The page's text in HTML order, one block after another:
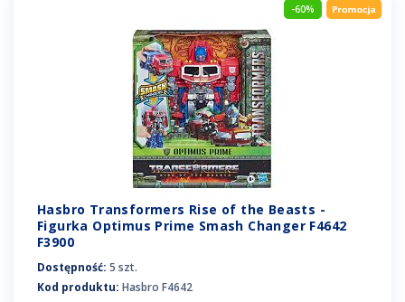
-60%
Hasbro Transformers Rise of the Beasts -
Figurka Optimus Prime Smash Changer F4642
F3900
Dostępność: 5 szt.
Kod produktu: Hasbro F4642